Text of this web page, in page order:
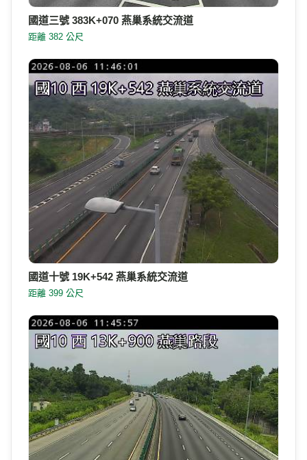
國道三號 383K+070 燕巢系統交流道
距離 382 公尺
國道十號 19K+542 燕巢系統交流道
距離 399 公尺